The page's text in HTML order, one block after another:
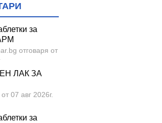
за
отговаря от
ЛАК ЗА
07 авг 2026г.
за